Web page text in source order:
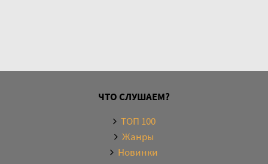
ЧТО СЛУШАЕМ?
ТОП 100
Жанры
Новинки